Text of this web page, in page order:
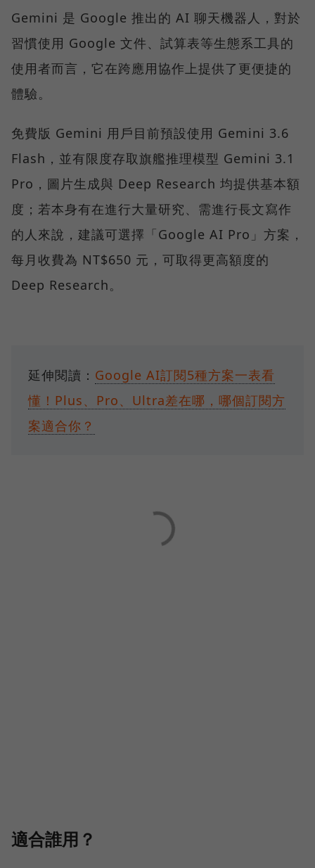
Gemini 是 Google 推出的 AI 聊天機器人，對於
習慣使用 Google 文件、試算表等生態系工具的
使用者而言，它在跨應用協作上提供了更便捷的
體驗。
免費版 Gemini 用戶目前預設使用 Gemini 3.6
Flash，並有限度存取旗艦推理模型 Gemini 3.1
Pro，圖片生成與 Deep Research 均提供基本額
度；若本身有在進行大量研究、需進行長文寫作
的人來說，建議可選擇「Google AI Pro」方案，
每月收費為 NT$650 元，可取得更高額度的
Deep Research。
延伸閱讀： Google AI訂閱5種方案一表看
懂！Plus、Pro、Ultra差在哪，哪個訂閱方
案適合你？
適合誰用？